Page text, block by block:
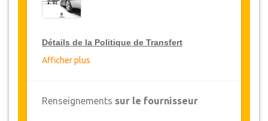
Détails de la Politique de Transfert
JazicoWorld offre pour les grands voyageurs,
15% de réduction sur les transferts
Afficher plus
Renseignements sur le fournisseur